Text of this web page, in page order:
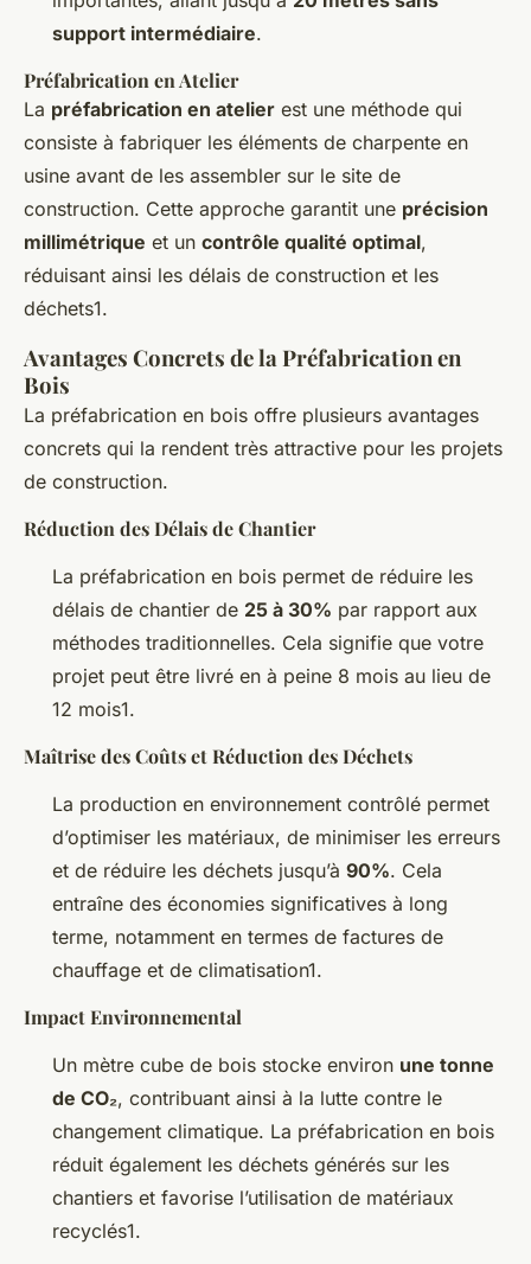
support intermédiaire.
Préfabrication en Atelier
La préfabrication en atelier est une méthode qui
consiste à fabriquer les éléments de charpente en
usine avant de les assembler sur le site de
construction. Cette approche garantit une précision
millimétrique et un contrôle qualité optimal,
réduisant ainsi les délais de construction et les
déchets1.
Avantages Concrets de la Préfabrication en
Bois
La préfabrication en bois offre plusieurs avantages
concrets qui la rendent très attractive pour les projets
de construction.
Réduction des Délais de Chantier
La préfabrication en bois permet de réduire les
délais de chantier de 25 à 30% par rapport aux
méthodes traditionnelles. Cela signifie que votre
projet peut être livré en à peine 8 mois au lieu de
12 mois1.
Maîtrise des Coûts et Réduction des Déchets
La production en environnement contrôlé permet
d’optimiser les matériaux, de minimiser les erreurs
et de réduire les déchets jusqu’à 90%. Cela
entraîne des économies significatives à long
terme, notamment en termes de factures de
chauffage et de climatisation1.
Impact Environnemental
Un mètre cube de bois stocke environ une tonne
de CO₂, contribuant ainsi à la lutte contre le
changement climatique. La préfabrication en bois
réduit également les déchets générés sur les
chantiers et favorise l’utilisation de matériaux
recyclés1.